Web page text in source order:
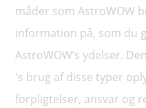
måder som AstroWOW
information på, som du
AstroWOW’s ydelser.
's brug af disse typer
forpligtelser, ansvar og